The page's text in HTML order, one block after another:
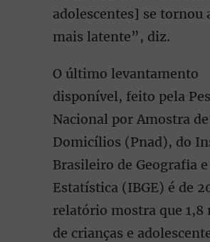
adolescentes] se tornou
mais latente”, diz.
O último levantamento
disponível, feito pela
Nacional por Amostra de
Domicílios (Pnad), do
Brasileiro de Geografia e
Estatística (IBGE) é de
relatório mostra que 1,8
de crianças e